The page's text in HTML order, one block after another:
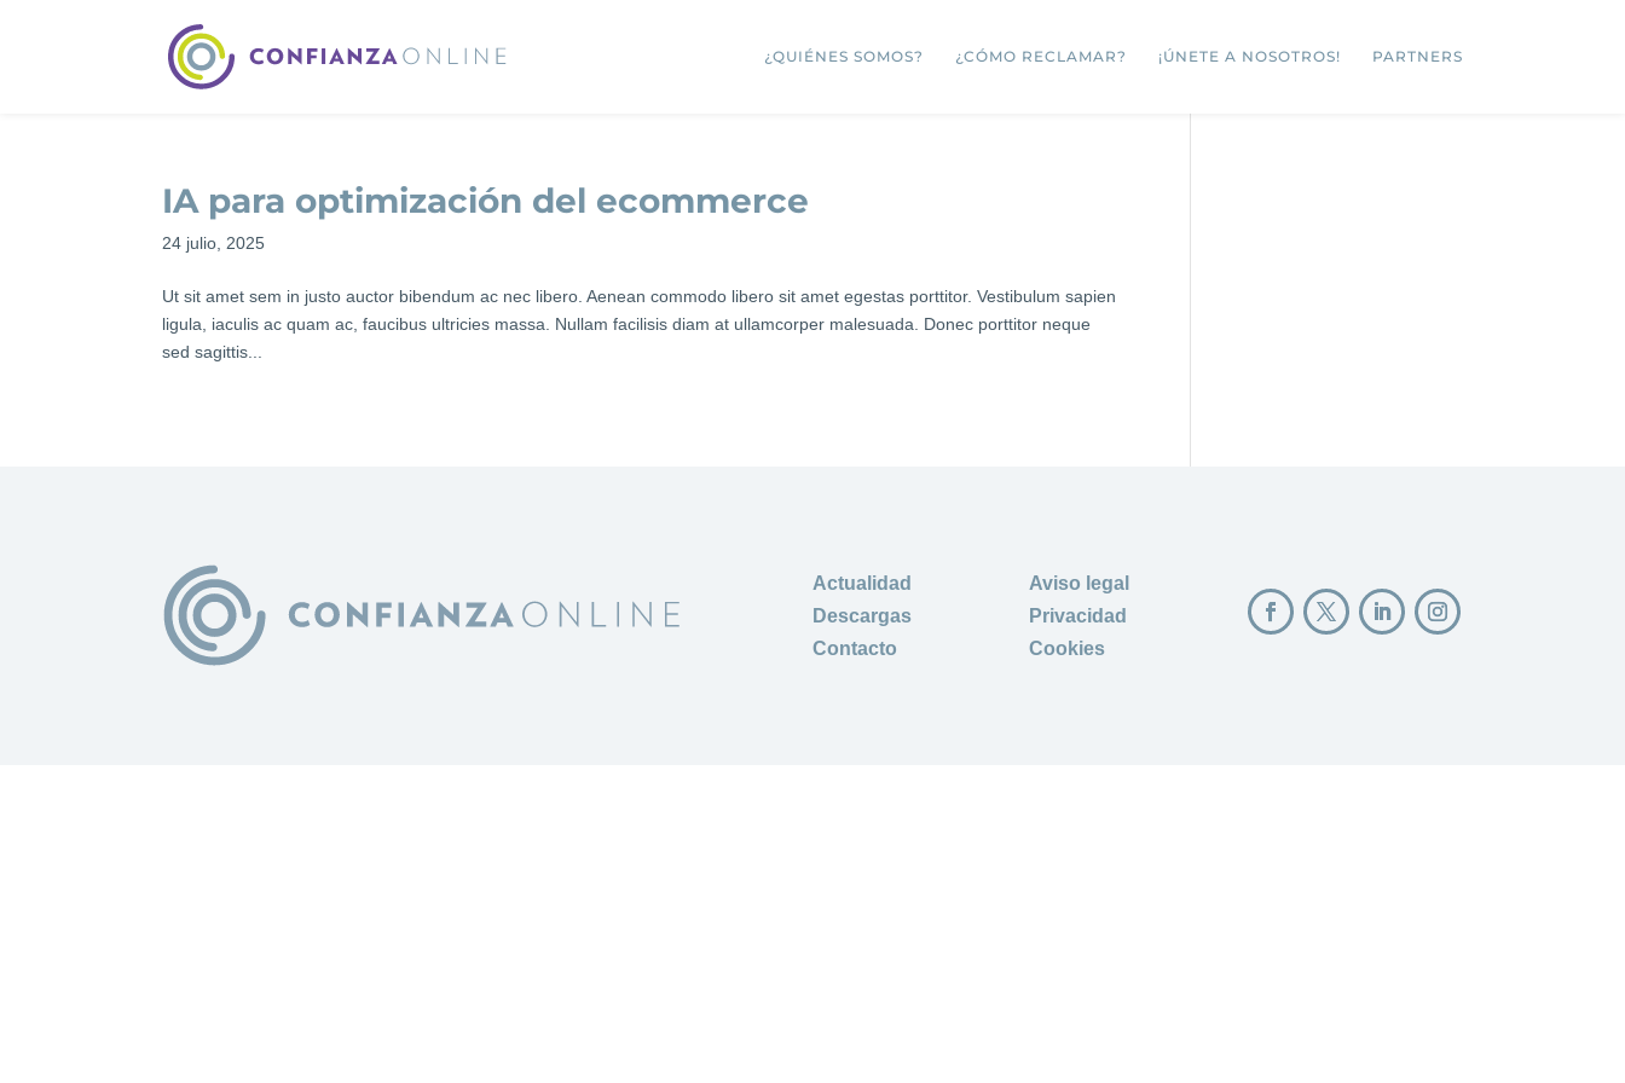
¿QUIÉNES SOMOS? ¿CÓMO RECLAMAR? ¡ÚNETE A NOSOTROS! PARTNERS
IA para optimización del ecommerce
24 julio, 2025
Ut sit amet sem in justo auctor bibendum ac nec libero. Aenean commodo libero sit amet egestas porttitor. Vestibulum sapien
ligula, iaculis ac quam ac, faucibus ultricies massa. Nullam facilisis diam at ullamcorper malesuada. Donec porttitor neque
sed sagittis...
Actualidad
Descargas
Contacto
Aviso legal
Privacidad
Cookies